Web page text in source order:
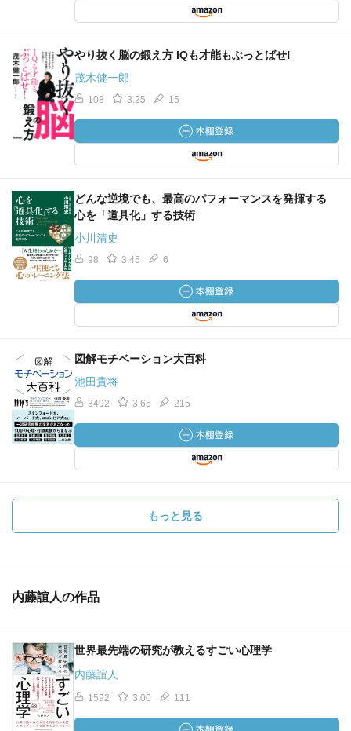
時間の勉強を一年間継続すれば、
・覚えたいことは、その場で3回繰り返す。
★BookCrossingしたい度
『★★★☆☆』
★関連本・紹介されてる本
やり抜く脳の鍛え方 IQも才能もぶっとばせ!
茂木健一郎
108 3.25 15
どんな逆境でも、最高のパフォーマンスを発揮する
心を「道具化」する技術
小川清史
98 3.45 6
図解モチベーション大百科
池田貴将
3492 3.65 215
もっと見る
内藤誼人の作品
世界最先端の研究が教えるすごい心理学
内藤誼人
1592 3.00 111